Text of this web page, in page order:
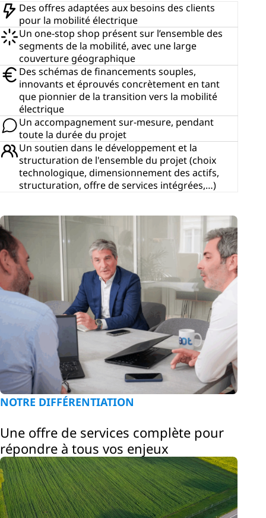
Des offres adaptées aux besoins des clients
pour la mobilité électrique
Un one-stop shop présent sur l’ensemble des
segments de la mobilité, avec une large
couverture géographique
Des schémas de financements souples,
innovants et éprouvés concrètement en tant
que pionnier de la transition vers la mobilité
électrique
Un accompagnement sur-mesure, pendant
toute la durée du projet
Un soutien dans le développement et la
structuration de l'ensemble du projet (choix
technologique, dimensionnement des actifs,
structuration, offre de services intégrées,…)
NOTRE DIFFÉRENTIATION
Une offre de services complète pour
répondre à tous vos enjeux